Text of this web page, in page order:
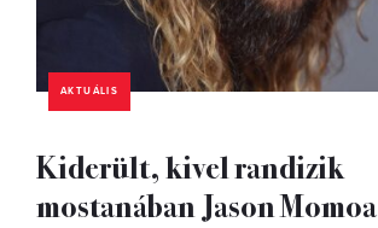
AKTUÁLIS
Kiderült, kivel randizik
mostanában Jason Momoa